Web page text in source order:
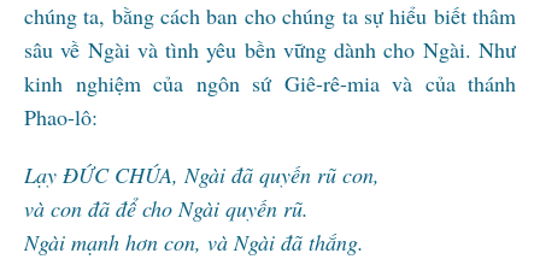
chúng ta, bằng cách ban cho chúng ta sự hiểu biết thâm
sâu về Ngài và tình yêu bền vững dành cho Ngài. Như
kinh nghiệm của ngôn sứ Giê-rê-mia và của thánh
Phao-lô:
Lạy ĐỨC CHÚA, Ngài đã quyến rũ con,
và con đã để cho Ngài quyến rũ.
Ngài mạnh hơn con, và Ngài đã thắng.